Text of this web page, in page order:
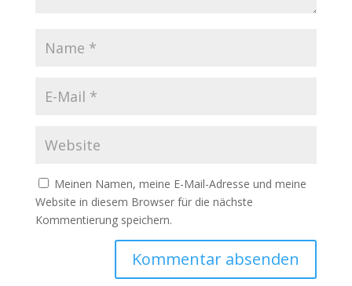
Meinen Namen, meine E-Mail-Adresse und meine
Website in diesem Browser für die nächste
Kommentierung speichern.